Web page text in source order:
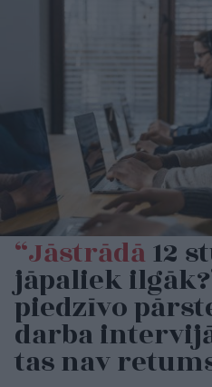
“Jāstrādā12
jāpaliek
piedzīvo
darba
tas nav